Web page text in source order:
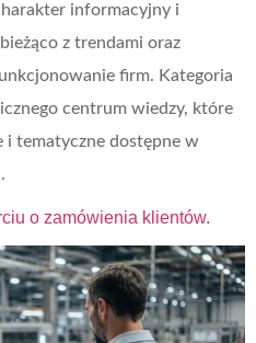
informacyjny i
z trendami oraz
firm. Kategoria
centrum wiedzy, które
i tematyczne dostępne w
o zamówienia klientów.